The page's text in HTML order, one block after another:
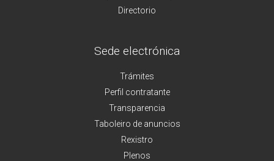
Directorio
Sede electrónica
Trámites
Perfil contratante
Transparencia
Taboleiro de anuncios
Rexistro
Plenos